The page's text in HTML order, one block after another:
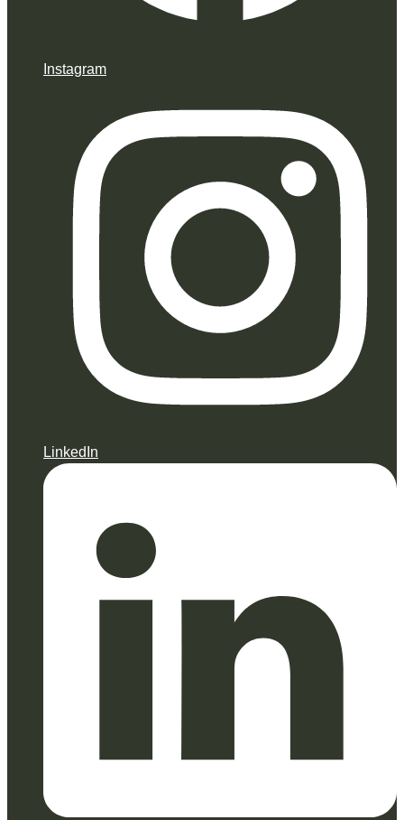
Instagram
LinkedIn